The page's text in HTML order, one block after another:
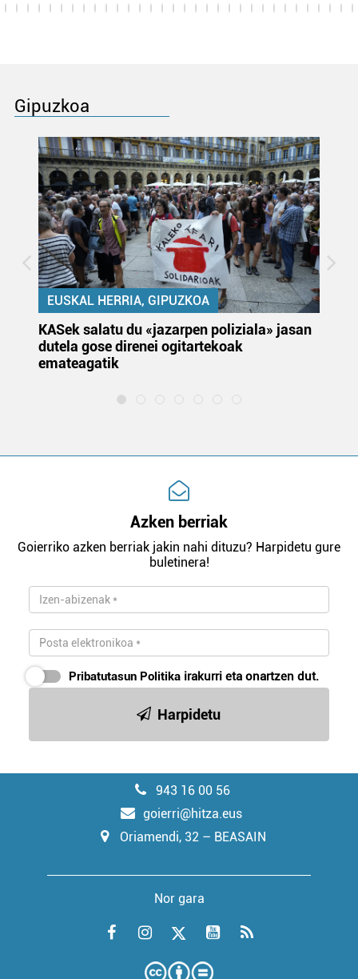
Gipuzkoa
EUSKAL HERRIA, GIPUZKOA
KASek salatu du «jazarpen poliziala» jasan
dutela gose direnei ogitartekoak
emateagatik
Azken berriak
Goierriko azken berriak jakin nahi dituzu? Harpidetu gure
buletinera!
Pribatutasun Politika irakurri eta onartzen dut.
Harpidetu
943 16 00 56
goierri@hitza.eus
Oriamendi, 32 – BEASAIN
Nor gara